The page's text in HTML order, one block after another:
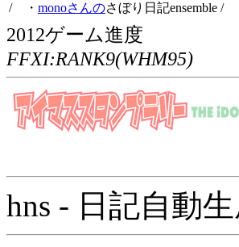
/ ・ monoさんのさぼり日記ensemble /
2012ゲーム進度
FFXI:RANK9(WHM95)
hns - 日記自動